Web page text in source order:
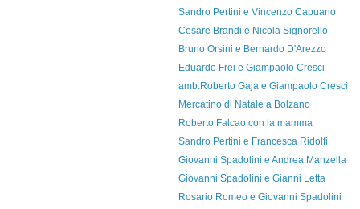
Sandro Pertini e Vincenzo Capuano
Cesare Brandi e Nicola Signorello
Bruno Orsini e Bernardo D'Arezzo
Eduardo Frei e Giampaolo Cresci
amb.Roberto Gaja e Giampaolo Cresci
Mercatino di Natale a Bolzano
Roberto Falcao con la mamma
Sandro Pertini e Francesca Ridolfi
Giovanni Spadolini e Andrea Manzella
Giovanni Spadolini e Gianni Letta
Rosario Romeo e Giovanni Spadolini